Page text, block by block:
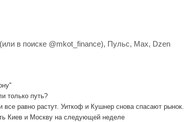
в поиске @mkot_finance), Пульс, Max, Dzen
только путь?
все равно растут. Уиткоф и Кушнер снова спасают рынок.
Киев и Москву на следующей неделе